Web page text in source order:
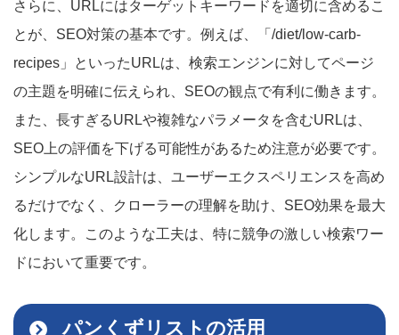
さらに、URLにはターゲットキーワードを適切に含めるこ
とが、SEO対策の基本です。例えば、「/diet/low-carb-
recipes」といったURLは、検索エンジンに対してページ
の主題を明確に伝えられ、SEOの観点で有利に働きます。
また、長すぎるURLや複雑なパラメータを含むURLは、
SEO上の評価を下げる可能性があるため注意が必要です。
シンプルなURL設計は、ユーザーエクスペリエンスを高め
るだけでなく、クローラーの理解を助け、SEO効果を最大
化します。このような工夫は、特に競争の激しい検索ワー
ドにおいて重要です。
パンくずリストの活用